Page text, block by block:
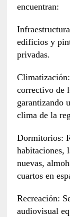
encuentran:
edificios y
privadas.
correctivo de
garantizando
clima de la
Dormitorios:
habitaciones,
nuevas,
cuartos en
Recreación:
audiovisual